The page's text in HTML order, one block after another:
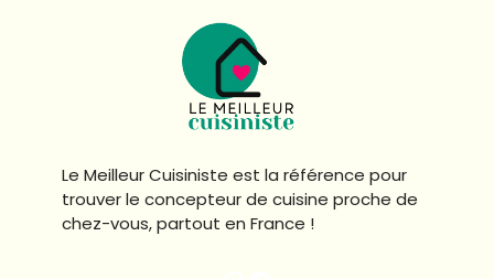
Le Meilleur Cuisiniste est la référence pour
trouver le concepteur de cuisine proche de
chez-vous, partout en France !